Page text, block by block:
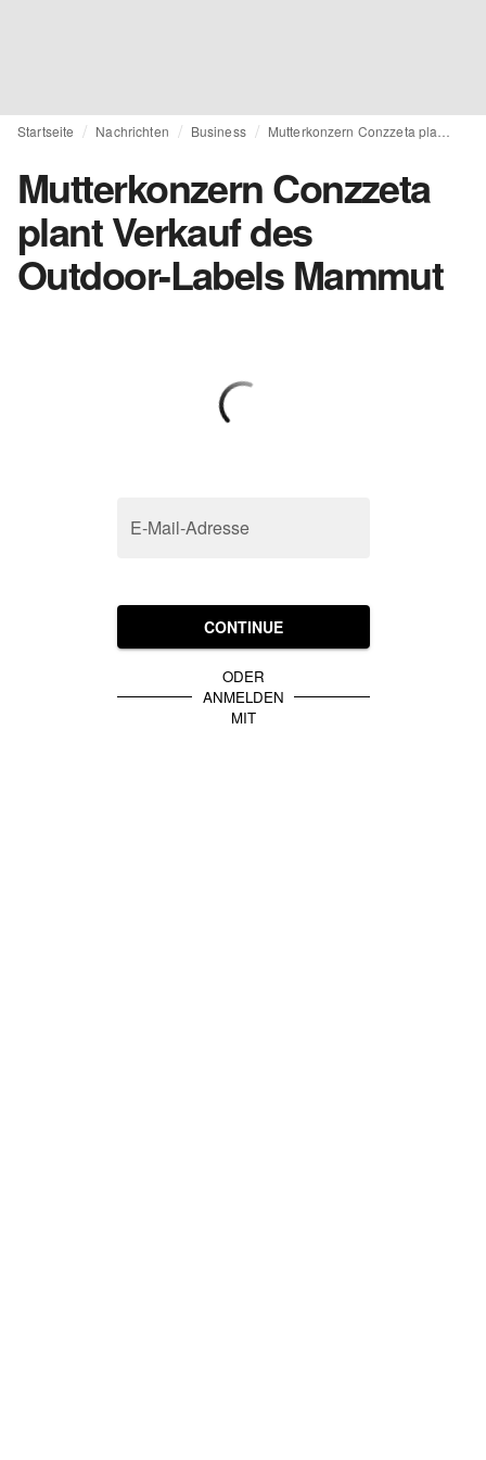
Startseite Nachrichten Business
Mutterkonzern Conzzeta
plant Verkauf des
Outdoor-Labels Mammut
E-Mail-Adresse
CONTINUE
ODER
ANMELDEN
MIT